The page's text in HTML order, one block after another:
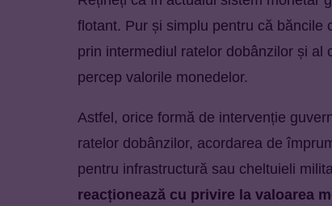
flotant. Pur și simplu pentru că băncile
prin intermediul ratelor dobânzilor și
percep valorile monedelor.
Astfel, orice formă de intervenție
ratelor dobânzilor, acordarea de
pentru infrastructură sau cheltuieli
reacționează cu privire la valoarea